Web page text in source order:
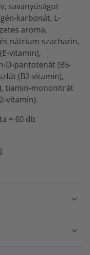
savanyúságot
karbonát, L-
aroma,
nátrium-szacharin,
vitamin),
D-pantotenát (B5-
(B2-vitamin),
tiamin-mononitrát
vitamin).
= 60 db